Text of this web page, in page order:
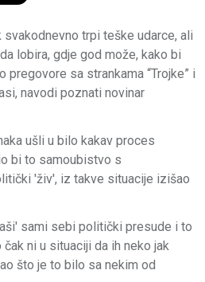
svakodnevno trpi teške udarce, ali
lobira, gdje god može, kako bi
pregovore sa strankama “Trojke” i
navodi poznati novinar
ušli u bilo kakav proces
bi to samoubistvo s
'živ', iz takve situacije izišao
sami sebi politički presude i to
ni u situaciji da ih neko jak
što je to bilo sa nekim od